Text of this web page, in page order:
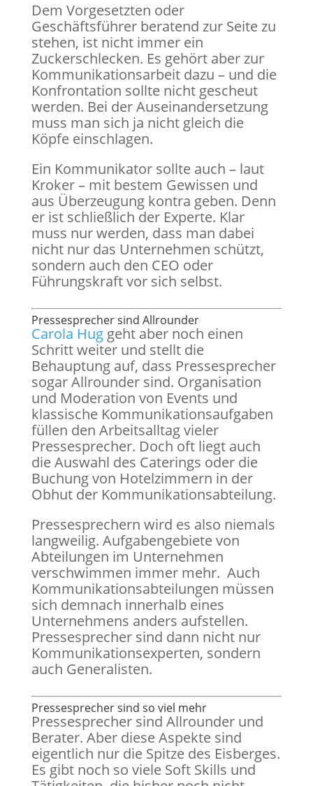
Dem Vorgesetzten oder
Geschäftsführer beratend zur Seite zu
stehen, ist nicht immer ein
Zuckerschlecken. Es gehört aber zur
Kommunikationsarbeit dazu – und die
Konfrontation sollte nicht gescheut
werden. Bei der Auseinandersetzung
muss man sich ja nicht gleich die
Köpfe einschlagen.
Ein Kommunikator sollte auch – laut
Kroker – mit bestem Gewissen und
aus Überzeugung kontra geben. Denn
er ist schließlich der Experte. Klar
muss nur werden, dass man dabei
nicht nur das Unternehmen schützt,
sondern auch den CEO oder
Führungskraft vor sich selbst.
Pressesprecher sind Allrounder
Carola Huggeht aber noch einen
Schritt weiter und stellt die
Behauptung auf, dass Pressesprecher
sogar Allrounder sind. Organisation
und Moderation von Events und
klassische Kommunikationsaufgaben
füllen den Arbeitsalltag vieler
Pressesprecher. Doch oft liegt auch
die Auswahl des Caterings oder die
Buchung von Hotelzimmern in der
Obhut der Kommunikationsabteilung.
Pressesprechern wird es also niemals
langweilig. Aufgabengebiete von
Abteilungen im Unternehmen
verschwimmen immer mehr. Auch
Kommunikationsabteilungen müssen
sich demnach innerhalb eines
Unternehmens anders aufstellen.
Pressesprecher sind dann nicht nur
Kommunikationsexperten, sondern
auch Generalisten.
Pressesprecher sind so viel mehr
Pressesprecher sind Allrounder und
Berater. Aber diese Aspekte sind
eigentlich nur die Spitze des Eisberges.
Es gibt noch so viele Soft Skills und